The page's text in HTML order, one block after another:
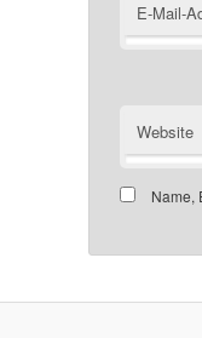
E-Mail-
Website
Name,